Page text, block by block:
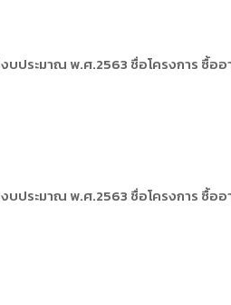
ประมาณ พ.ศ.2563 ชื่อโครงการ ซื้ออ
ประมาณ พ.ศ.2563 ชื่อโครงการ ซื้อ